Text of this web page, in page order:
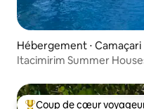
Hébergement ⋅ Camaçari
Itacimirim Summer
Coup de cœur